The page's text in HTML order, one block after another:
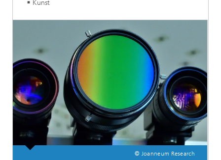
Kunst
© Joanneum Research